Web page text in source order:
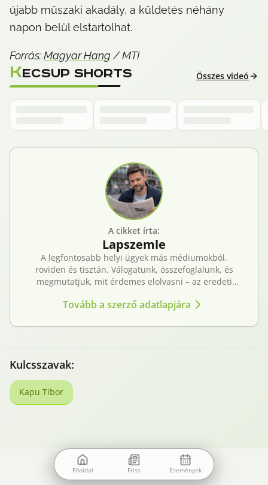
újabb műszaki akadály, a küldetés néhány
napon belül elstartolhat.
Forrás: Magyar Hang / MTI
KECSUP SHORTS Összes videó
A cikket írta:
Lapszemle
A legfontosabb helyi ügyek más médiumokból,
röviden és tisztán. Válogatunk, összefoglalunk, és
megmutatjuk, mit érdemes elolvasni – az eredeti
Tovább a szerző adatlapjára
Kulcsszavak:
Kapu Tibor
Főoldal Friss Események